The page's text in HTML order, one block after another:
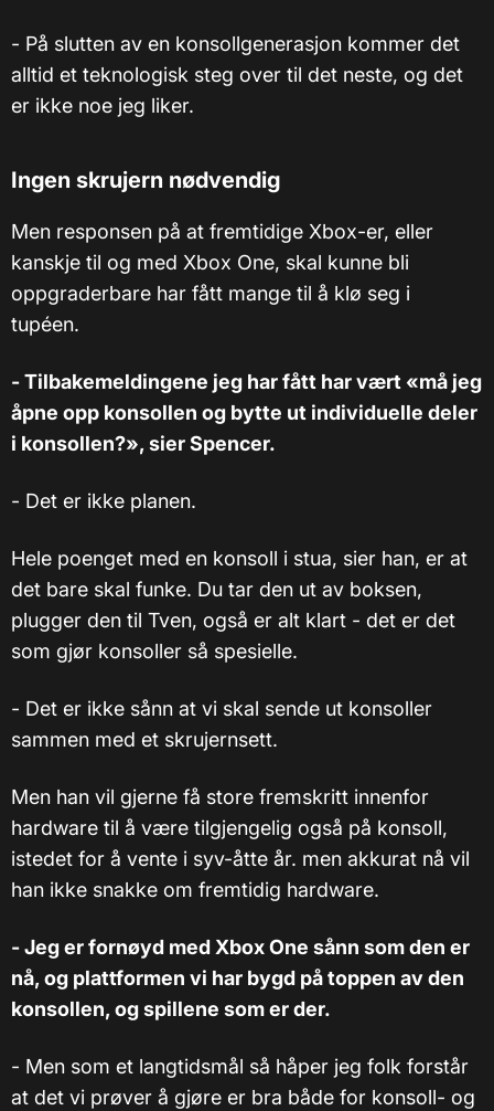
- På slutten av en konsollgenerasjon kommer det
alltid et teknologisk steg over til det neste, og det
er ikke noe jeg liker.
Ingen skrujern nødvendig
Men responsen på at fremtidige Xbox-er, eller
kanskje til og med Xbox One, skal kunne bli
oppgraderbare har fått mange til å klø seg i
tupéen.
- Tilbakemeldingene jeg har fått har vært «må jeg
åpne opp konsollen og bytte ut individuelle deler
i konsollen?», sier Spencer.
- Det er ikke planen.
Hele poenget med en konsoll i stua, sier han, er at
det bare skal funke. Du tar den ut av boksen,
plugger den til Tven, også er alt klart - det er det
som gjør konsoller så spesielle.
- Det er ikke sånn at vi skal sende ut konsoller
sammen med et skrujernsett.
Men han vil gjerne få store fremskritt innenfor
hardware til å være tilgjengelig også på konsoll,
istedet for å vente i syv-åtte år. men akkurat nå vil
han ikke snakke om fremtidig hardware.
- Jeg er fornøyd med Xbox One sånn som den er
nå, og plattformen vi har bygd på toppen av den
konsollen, og spillene som er der.
- Men som et langtidsmål så håper jeg folk forstår
at det vi prøver å gjøre er bra både for konsoll- og